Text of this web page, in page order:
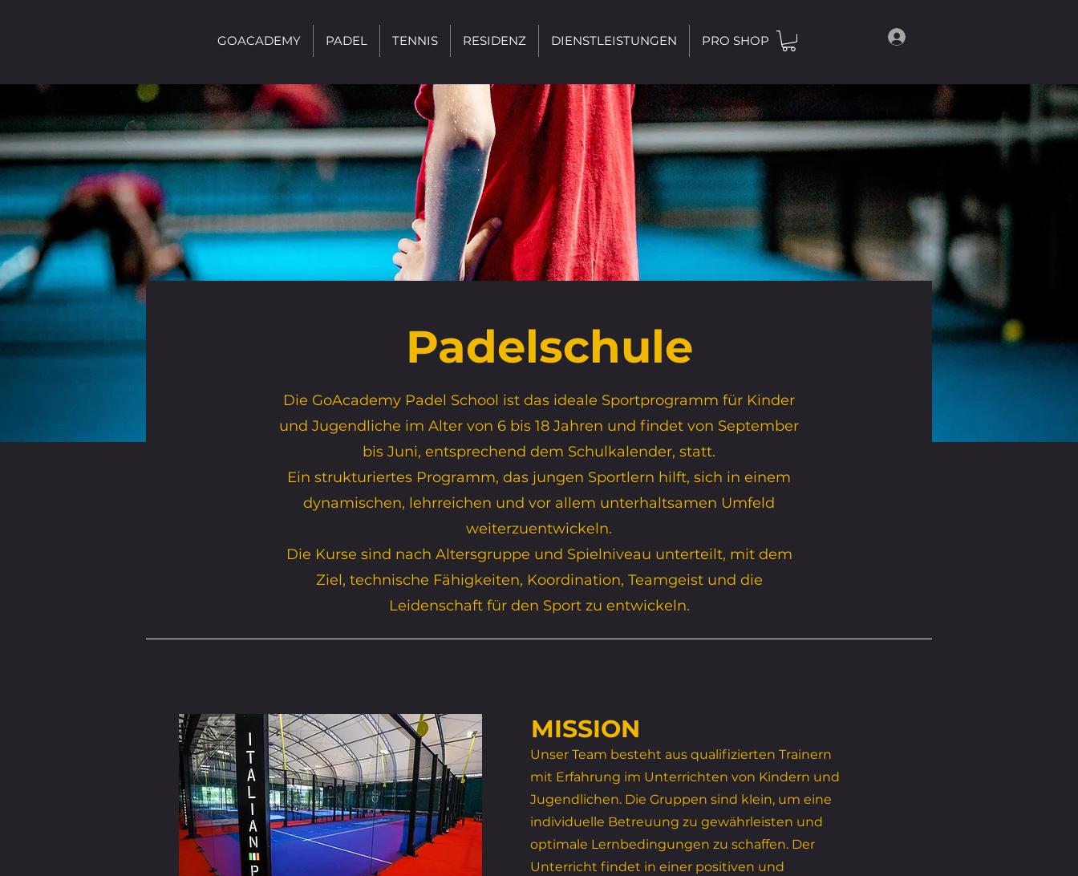
GOACADEMY PADEL TENNIS RESIDENZ DIENSTLEISTUNGEN PRO SHOP
Padelschule
Die GoAcademy Padel School ist das ideale Sportprogramm für Kinder
und Jugendliche im Alter von 6 bis 18 Jahren und findet von September
bis Juni, entsprechend dem Schulkalender, statt.
Ein strukturiertes Programm, das jungen Sportlern hilft, sich in einem
dynamischen, lehrreichen und vor allem unterhaltsamen Umfeld
weiterzuentwickeln.
Die Kurse sind nach Altersgruppe und Spielniveau unterteilt, mit dem
Ziel, technische Fähigkeiten, Koordination, Teamgeist und die
Leidenschaft für den Sport zu entwickeln.
MISSION
Unser Team besteht aus qualifizierten Trainern
mit Erfahrung im Unterrichten von Kindern und
Jugendlichen. Die Gruppen sind klein, um eine
individuelle Betreuung zu gewährleisten und
optimale Lernbedingungen zu schaffen. Der
Unterricht findet in einer positiven und